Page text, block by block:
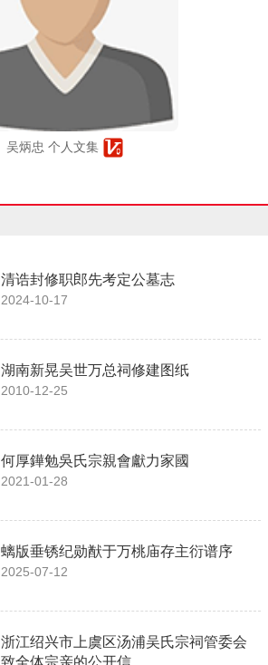
吴炳忠 个人文集
清诰封修职郎先考定公墓志
2024-10-17
湖南新晃吴世万总祠修建图纸
2010-12-25
何厚鏵勉吳氏宗親會獻力家國
2021-01-28
螭版垂锈纪勋猷于万桃庙存主衍谱序
2025-07-12
浙江绍兴市上虞区汤浦吴氏宗祠管委会